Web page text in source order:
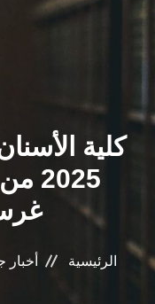
كلية
الرئيسية